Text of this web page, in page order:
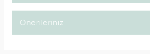
Önerileriniz